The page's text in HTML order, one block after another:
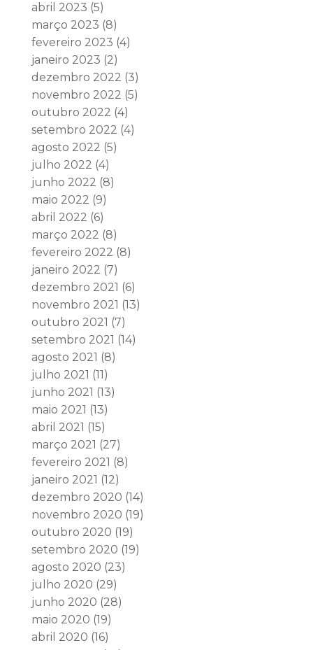
abril 2023 (5)
março 2023 (8)
fevereiro 2023 (4)
janeiro 2023 (2)
dezembro 2022 (3)
novembro 2022 (5)
outubro 2022 (4)
setembro 2022 (4)
agosto 2022 (5)
julho 2022 (4)
junho 2022 (8)
maio 2022 (9)
abril 2022 (6)
março 2022 (8)
fevereiro 2022 (8)
janeiro 2022 (7)
dezembro 2021 (6)
novembro 2021 (13)
outubro 2021 (7)
setembro 2021 (14)
agosto 2021 (8)
julho 2021 (11)
junho 2021 (13)
maio 2021 (13)
abril 2021 (15)
março 2021 (27)
fevereiro 2021 (8)
janeiro 2021 (12)
dezembro 2020 (14)
novembro 2020 (19)
outubro 2020 (19)
setembro 2020 (19)
agosto 2020 (23)
julho 2020 (29)
junho 2020 (28)
maio 2020 (19)
abril 2020 (16)